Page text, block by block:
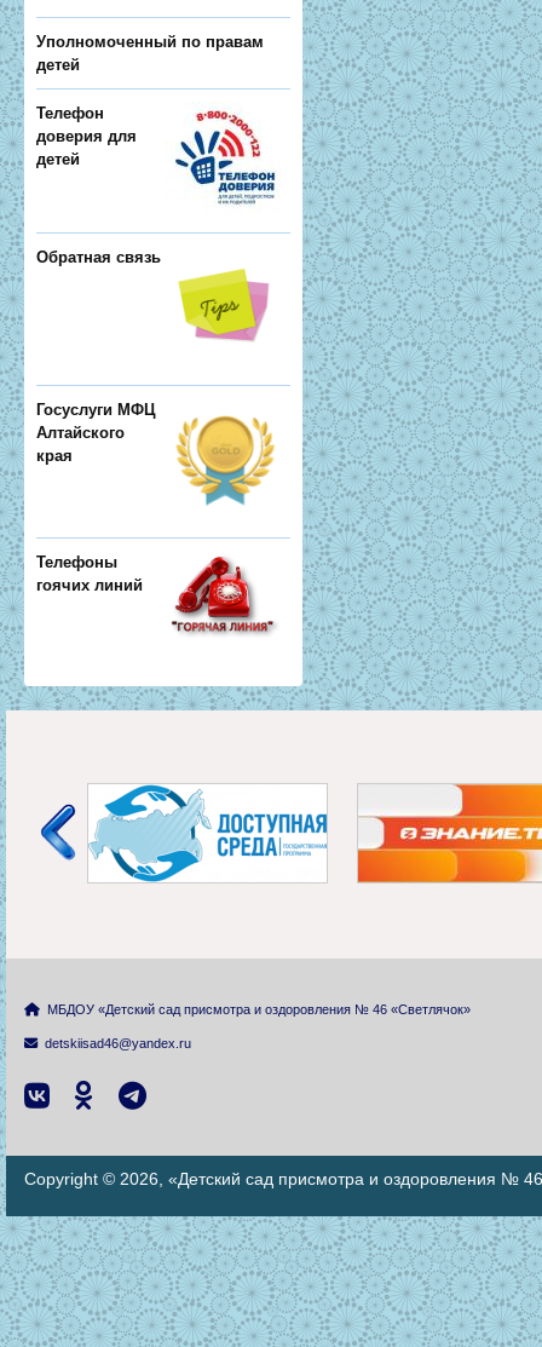
Уполномоченный по правам
детей
Телефон
доверия для
детей
Обратная связь
Госуслуги МФЦ
Алтайского
края
Телефоны
гоячих линий
МБДОУ «Детский сад присмотра и оздоровления № 46 «Светлячок»
detskiisad46@yandex.ru
Copyright © 2026, «Детский сад присмотра и оздоровления №